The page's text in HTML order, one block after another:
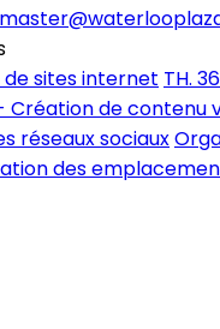
sites internet TH.
Création de contenu
réseaux sociaux
des